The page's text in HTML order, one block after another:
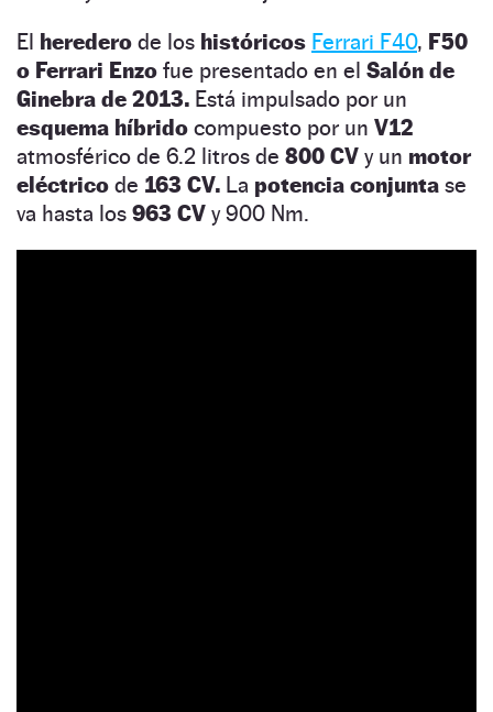
El heredero de los históricos Ferrari F40, F50
o Ferrari Enzo fue presentado en el Salón de
Ginebra de 2013. Está impulsado por un
esquema híbrido compuesto por un V12
atmosférico de 6.2 litros de 800 CV y un motor
eléctrico de 163 CV. La potencia conjunta se
va hasta los 963 CV y 900 Nm.